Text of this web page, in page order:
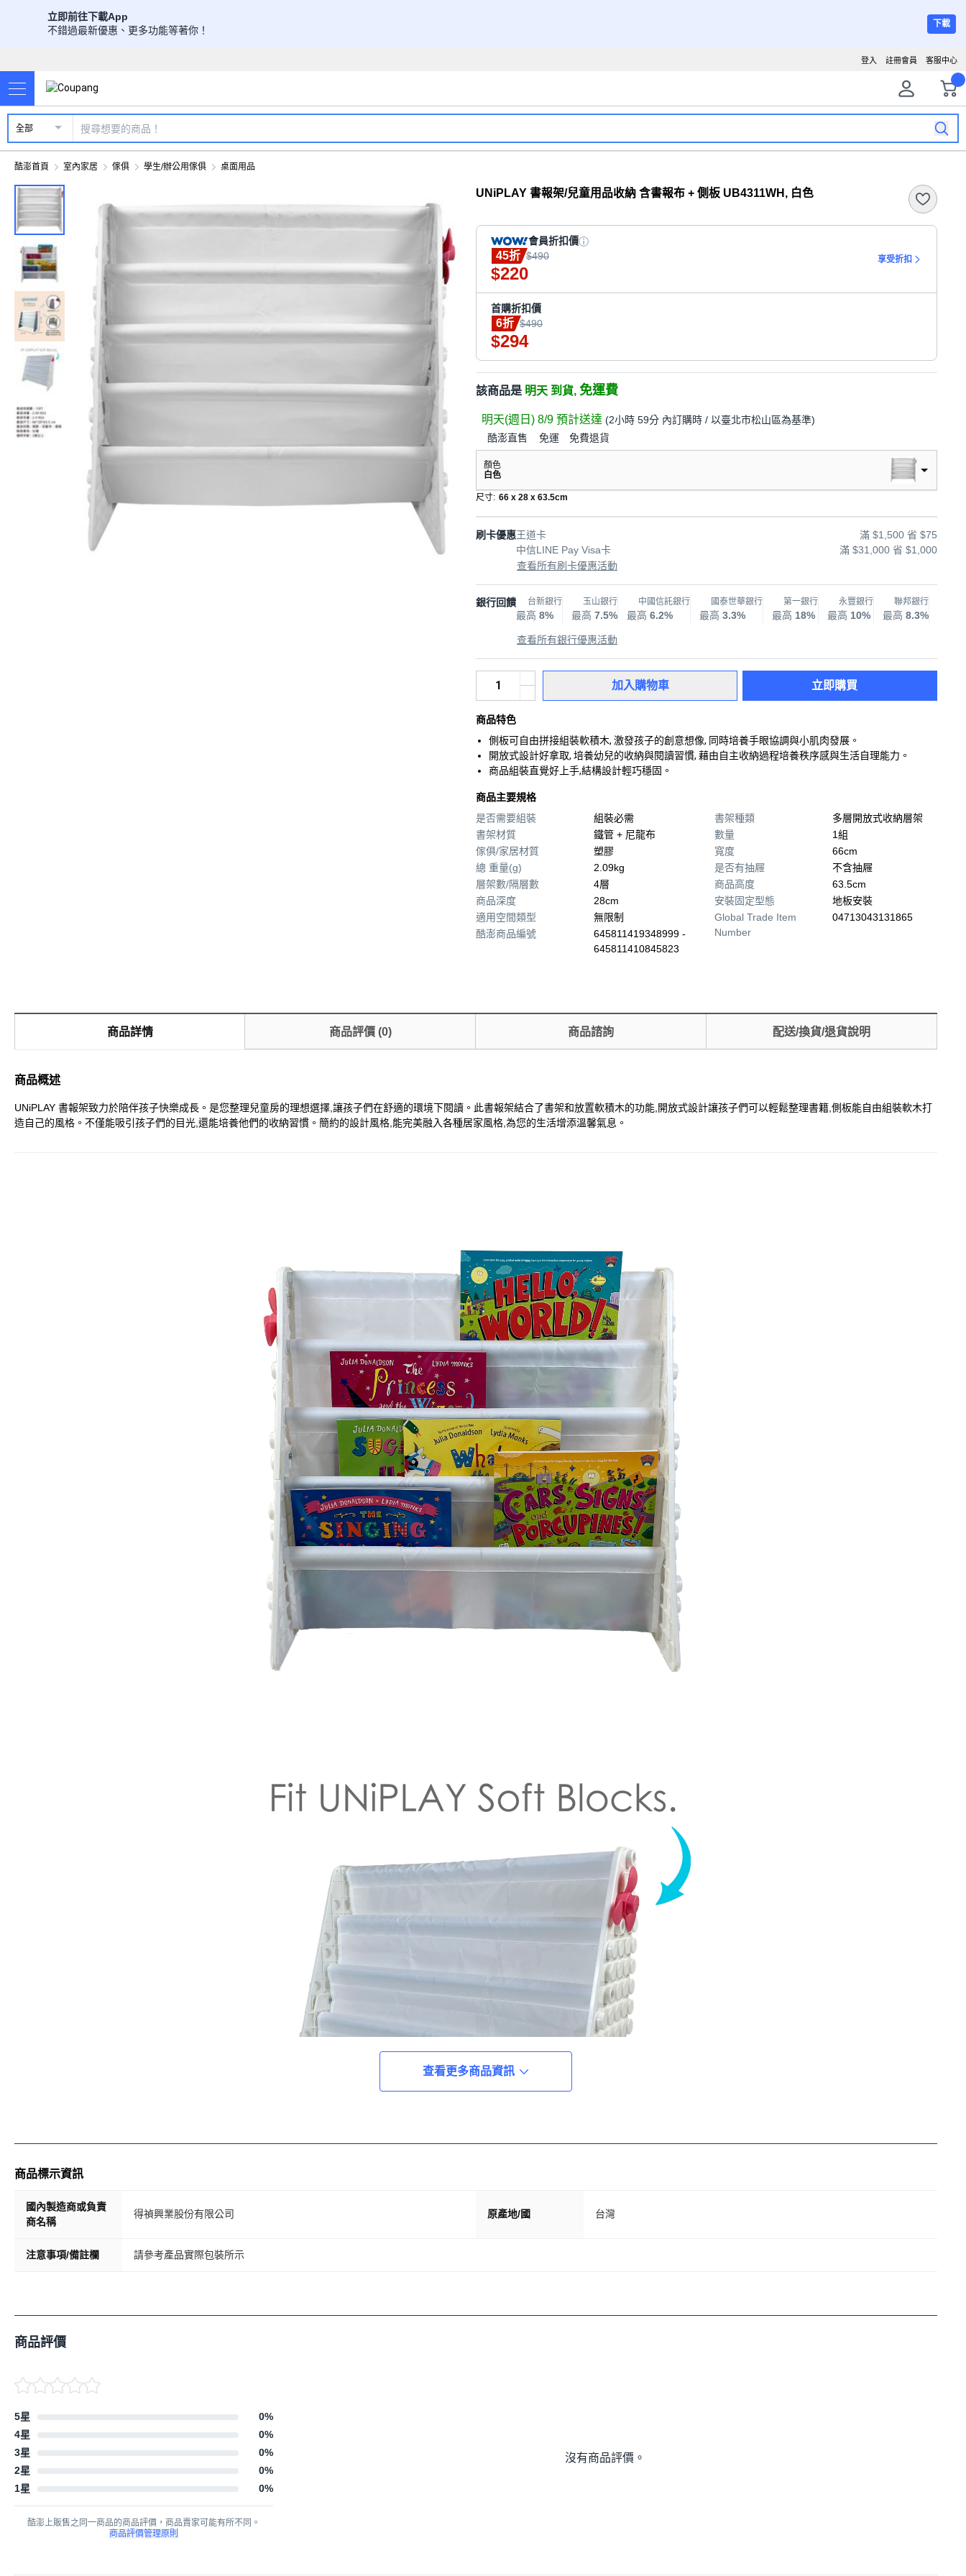
立即前往下載App
不錯過最新優惠、更多功能等著你！
下載
客服中心
註冊會員
登入
全部
酷澎首頁 室內家居 傢俱 學生/辦公用傢俱 桌面用品
UNiPLAY 書報架/兒童用品收納 含書報布 + 側板 UB4311WH, 白色
會員折扣價
45折 $490
$220
享受折扣
首購折扣價
6折 $490
$294
該商品是 明天 到貨, 免運費
明天(週日) 8/9 預計送達 (2小時 59分 內訂購時 / 以臺北市松山區為基準)
酷澎直售 免運 免費退貨
顏色
白色
尺寸: 66 x 28 x 63.5cm
刷卡優惠王道卡
滿 $1,500 省 $75
中信LINE Pay Visa卡
滿 $31,000 省 $1,000
查看所有刷卡優惠活動
銀行回饋 台新銀行
最高 8%
玉山銀行
最高 7.5%
中國信託銀行
最高 6.2%
國泰世華銀行
最高 3.3%
第一銀行
最高 18%
永豐銀行
最高 10%
聯邦銀行
最高 8.3%
查看所有銀行優惠活動
加入購物車 立即購買
商品特色
側板可自由拼接組裝軟積木, 激發孩子的創意想像, 同時培養手眼協調與小肌肉發展。
開放式設計好拿取, 培養幼兒的收納與閱讀習慣, 藉由自主收納過程培養秩序感與生活自理能力。
商品組裝直覺好上手,結構設計輕巧穩固。
商品主要規格
是否需要組裝
組裝必需
書架材質
鐵管 + 尼龍布
傢俱/家居材質
塑膠
總 重量(g)
2.09kg
層架數/隔層數
4層
商品深度
28cm
適用空間類型
無限制
酷澎商品編號
645811419348999 -
645811410845823
書架種類
多層開放式收納層架
數量
1組
寬度
66cm
是否有抽屜
不含抽屜
商品高度
63.5cm
安裝固定型態
地板安裝
Global Trade Item
Number
04713043131865
商品詳情 商品評價(0) 商品諮詢 配送/換貨/退貨說明
商品概述
UNiPLAY 書報架致力於陪伴孩子快樂成長。是您整理兒童房的理想選擇,讓孩子們在舒適的環境下閱讀。此書報架結合了書架和放置軟積木的功能,開放式設計讓孩子們可以輕鬆整理書籍,側板能自由組裝軟木打
造自己的風格。不僅能吸引孩子們的目光,還能培養他們的收納習慣。簡約的設計風格,能完美融入各種居家風格,為您的生活增添溫馨氣息。
查看更多商品資訊
商品標示資訊
國內製造商或負責
商名稱
得禎興業股份有限公司 原產地/國 台灣
注意事項/備註欄 請參考產品實際包裝所示
商品評價
5星 0%
4星
0%
3星
0%
2星
0%
1星
0%
酷澎上販售之同一商品的商品評價，商品賣家可能有所不同。
商品評價管理原則
沒有商品評價。